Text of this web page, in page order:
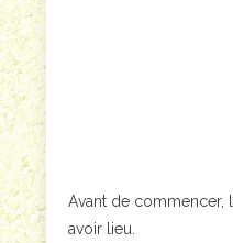
Avant de commencer,
avoir lieu.